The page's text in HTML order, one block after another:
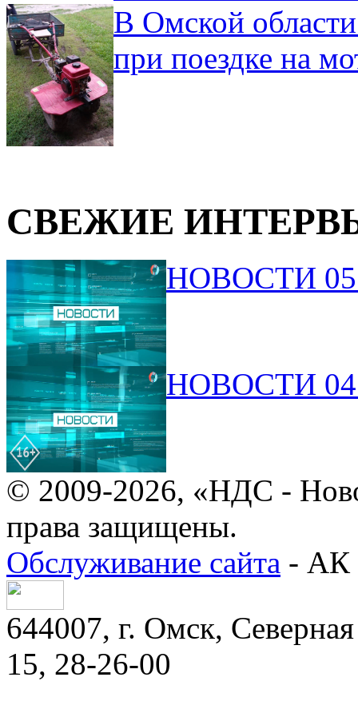
В Омской
при поездке на
СВЕЖИЕ
НОВОСТИ
НОВОСТИ
© 2009-2026, «НДС -
права защищены.
Обслуживание сайта - АК
644007, г. Омск,
15, 28-26-00